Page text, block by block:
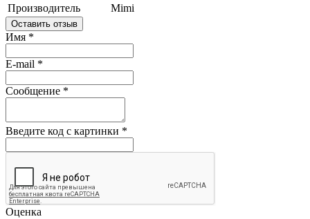
Производитель
Mimi
Оставить отзыв
Имя *
E-mail *
Сообщение *
Введите код с картинки *
Оценка